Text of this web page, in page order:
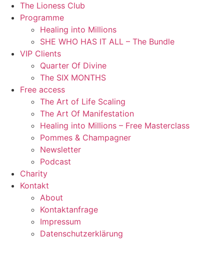
The Lioness Club
Programme
Healing into Millions
SHE WHO HAS IT ALL – The Bundle
VIP Clients
Quarter Of Divine
The SIX MONTHS
Free access
The Art of Life Scaling
The Art Of Manifestation
Healing into Millions – Free Masterclass
Pommes & Champagner
Newsletter
Podcast
Charity
Kontakt
About
Kontaktanfrage
Impressum
Datenschutzerklärung